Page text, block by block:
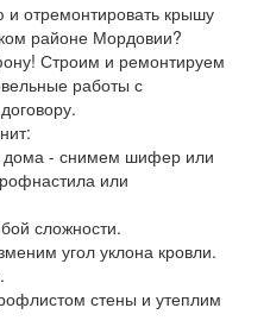
отремонтировать крышу
районе Мордовии?
Строим и ремонтируем
работы с
- снимем шифер или
или
сложности.
угол уклона кровли.
стены и утеплим